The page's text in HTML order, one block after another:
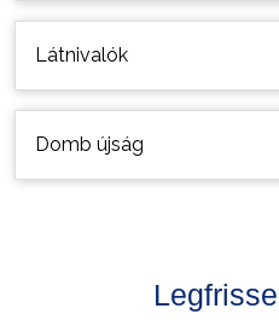
Látnivalók
Domb újság